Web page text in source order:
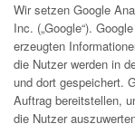
Wir setzen Google
Inc. („Google“).
erzeugten
die Nutzer werden in
und dort gespeichert.
Auftrag bereitstellen,
die Nutzer